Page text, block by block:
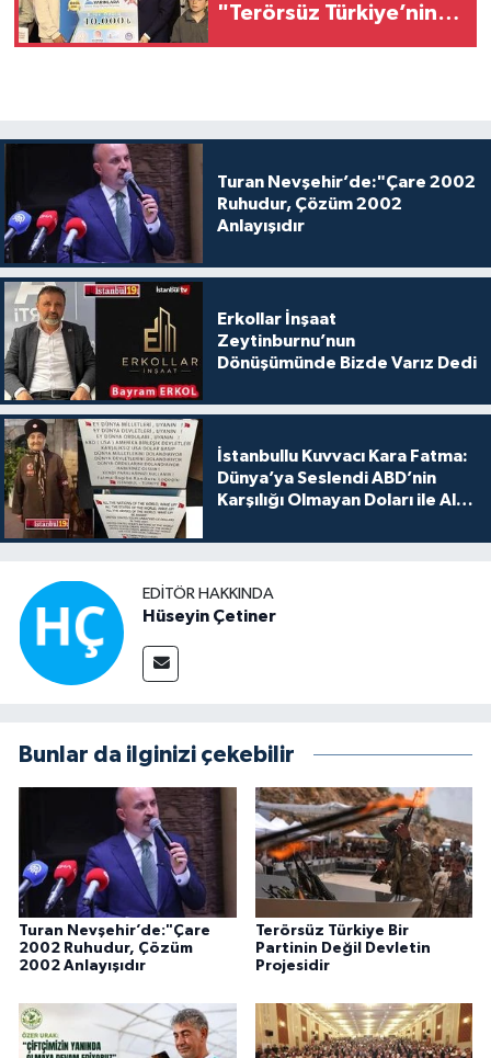
"Terörsüz Türkiye’nin
Turan Nevşehir’de:"Çare 2002
Ruhudur, Çözüm 2002
Anlayışıdır
Erkollar İnşaat
Zeytinburnu’nun
Dönüşümünde Bizde Varız Dedi
İstanbullu Kuvvacı Kara Fatma:
Dünya’ya Seslendi ABD’nin
Karşılığı Olmayan Doları ile Alış
EDITÖR HAKKINDA
Hüseyin Çetiner
Bunlar da ilginizi çekebilir
Turan Nevşehir’de:"Çare
2002 Ruhudur, Çözüm
2002 Anlayışıdır
Terörsüz Türkiye Bir
Partinin Değil Devletin
Projesidir